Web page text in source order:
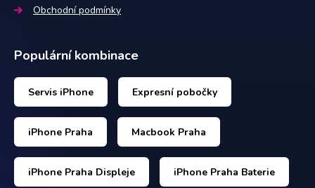
Obchodní podmínky
Populární kombinace
Servis iPhone Expresní pobočky
iPhone Praha Macbook Praha
iPhone Praha Displeje iPhone Praha Baterie